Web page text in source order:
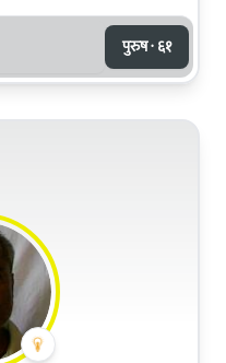
पुरुष · ६१